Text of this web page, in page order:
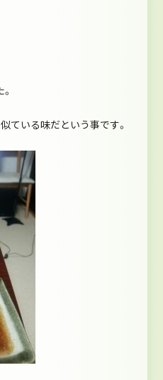
ている味だという事です。